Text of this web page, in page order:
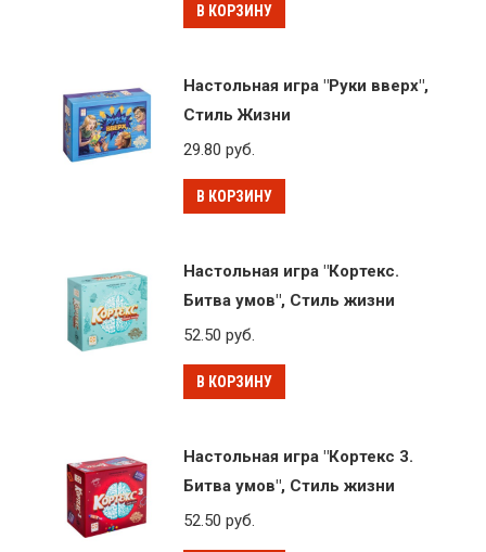
В КОРЗИНУ
Настольная игра "Руки вверх",
Стиль Жизни
29.80руб.
В КОРЗИНУ
Настольная игра "Кортекс.
Битва умов", Стиль жизни
52.50руб.
В КОРЗИНУ
Настольная игра "Кортекс 3.
Битва умов", Стиль жизни
52.50руб.